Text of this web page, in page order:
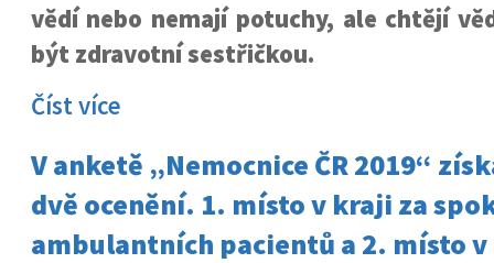
vědí nebo nemají potuchy, ale chtějí
být zdravotní sestřičkou.
Číst více
V anketě „Nemocnice ČR 2019“
dvě ocenění. 1. místo v kraji za
ambulantních pacientů a 2. místo v